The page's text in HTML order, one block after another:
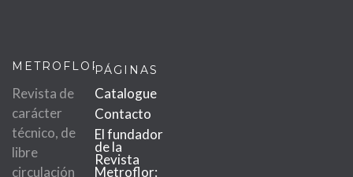
METROFLOR
Revista de
carácter
técnico, de
libre
circulación
PÁGINAS
Catalogue
Contacto
El fundador
de la
Revista
Metroflor: